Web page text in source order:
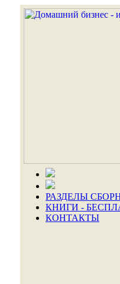
РАЗДЕЛЫ
КНИГИ -
КОНТАКТЫ